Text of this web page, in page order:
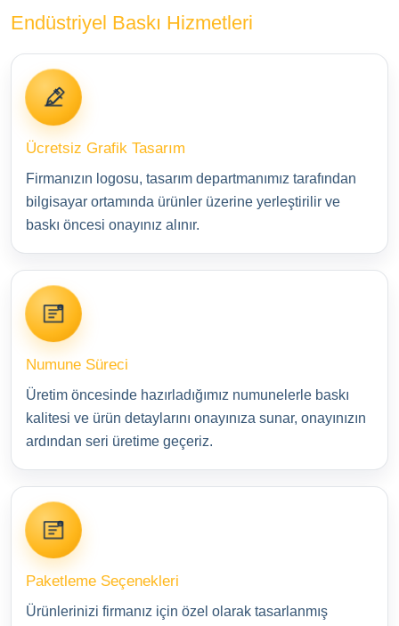
Endüstriyel Baskı Hizmetleri
Ücretsiz Grafik Tasarım
Firmanızın logosu, tasarım departmanımız tarafından
bilgisayar ortamında ürünler üzerine yerleştirilir ve
baskı öncesi onayınız alınır.
Numune Süreci
Üretim öncesinde hazırladığımız numunelerle baskı
kalitesi ve ürün detaylarını onayınıza sunar, onayınızın
ardından seri üretime geçeriz.
Paketleme Seçenekleri
Ürünlerinizi firmanız için özel olarak tasarlanmış